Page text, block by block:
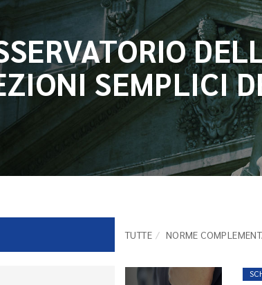
SEMPLICI
TUTTE NORME